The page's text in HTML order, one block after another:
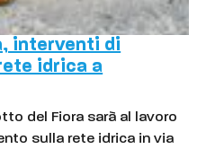
interventi di
idrica a
del Fiora sarà al lavoro
sulla rete idrica in via